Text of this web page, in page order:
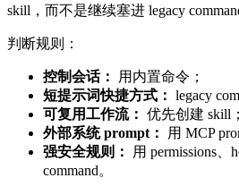
skill，而不是继续塞进 legacy
判断规则：
控制会话：
用内置命令；
短提示词快捷方式： legacy
可复用工作流： 优先创建 skill；
外部系统 prompt：
用 MCP
强安全规则：
用 permissions、
command。